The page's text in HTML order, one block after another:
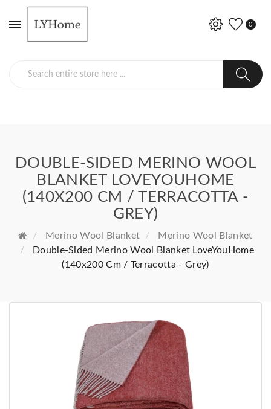
0
DOUBLE-SIDED MERINO WOOL
BLANKET LOVEYOUHOME
(140X200 CM / TERRACOTTA -
GREY)
Merino Wool Blanket
Merino Wool Blanket
Double-Sided Merino Wool Blanket LoveYouHome
(140x200 Cm / Terracotta - Grey)